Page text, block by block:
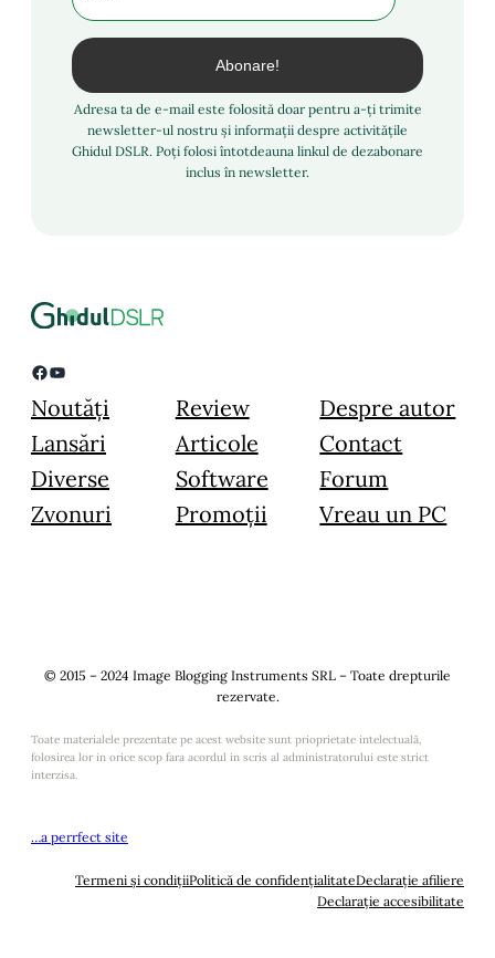
Adresa ta de e-mail este folosită doar pentru a-ți trimite
newsletter-ul nostru și informații despre activitățile
Ghidul DSLR. Poți folosi întotdeauna linkul de dezabonare
inclus în newsletter.
Facebook YouTube
Noutăți
Lansări
Diverse
Zvonuri
Review
Articole
Software
Promoții
Despre autor
Contact
Forum
Vreau un PC
© 2015 – 2024 Image Blogging Instruments SRL – Toate drepturile
rezervate.
Toate materialele prezentate pe acest website sunt prioprietate intelectuală,
folosirea lor in orice scop fara acordul in scris al administratorului este strict
interzisa.
…a perrfect site
Termeni și condițiiPolitică de confidențialitateDeclarație afiliere
Declarație accesibilitate